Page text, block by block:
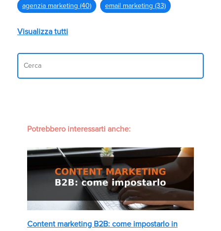
agenzia marketing (40) email marketing (33)
Visualizza tutti
Potrebbero interessarti anche:
Content marketing B2B: come impostarlo in